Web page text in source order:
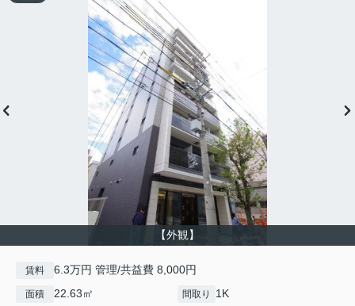
【外観】
賃料 6.3万円 管理/共益費 8,000円
面積 22.63㎡ 間取り 1K